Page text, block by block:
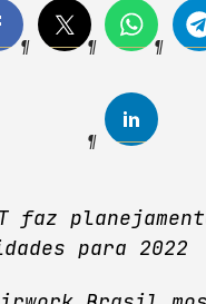
faz
para 2022